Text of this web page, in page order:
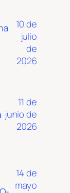
10 de
julio
de
2026
11 de
junio de
2026
14 de
mayo